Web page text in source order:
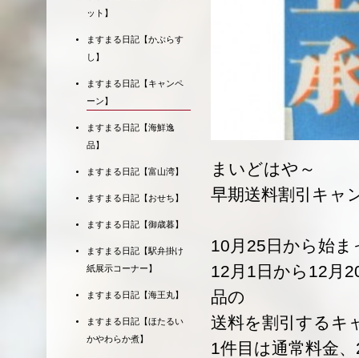
まいどはや～
早期送料割引キャ
10月25日から始
12月1日から12月
品の
送料を割引するキ
1件目は通常料金
ット】
ますまる日記【かぶらす
し】
ますまる日記【キャンペ
ーン】
ますまる日記【海鮮逸
品】
ますまる日記【富山湾】
ますまる日記【おせち】
ますまる日記【御歳暮】
ますまる日記【駅弁掛け
紙展示コーナー】
ますまる日記【海王丸】
ますまる日記【ほたるい
かやわらか煮】